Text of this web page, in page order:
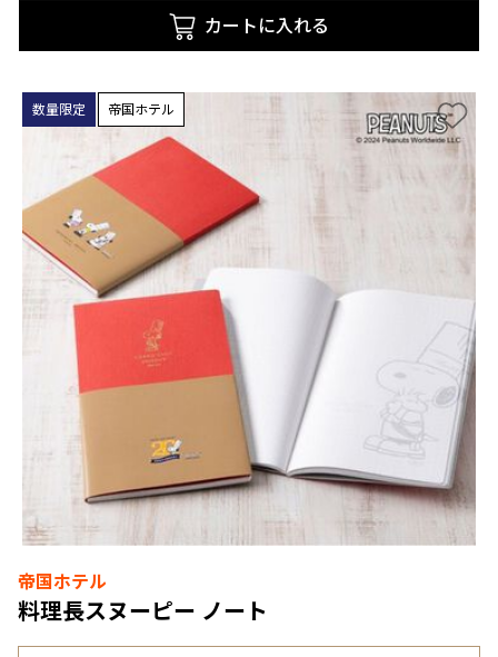
カートに入れる
数量限定 帝国ホテル
帝国ホテル
料理長スヌーピー ノート